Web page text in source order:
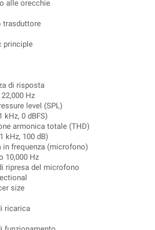
alle orecchie
trasduttore
principle
di risposta
Hz
level (SPL)
kHz, 0 dBFS)
armonica totale (THD)
kHz, 100 dB)
in frequenza (microfono)
10,000 Hz
ripresa del microfono
size
ricarica